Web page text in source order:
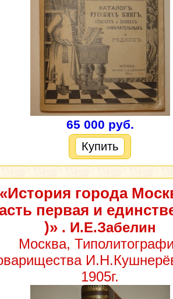
65 000 руб.
Купить
«История города
первая и
)». И.Е.Забелин
Москва,
1905г.